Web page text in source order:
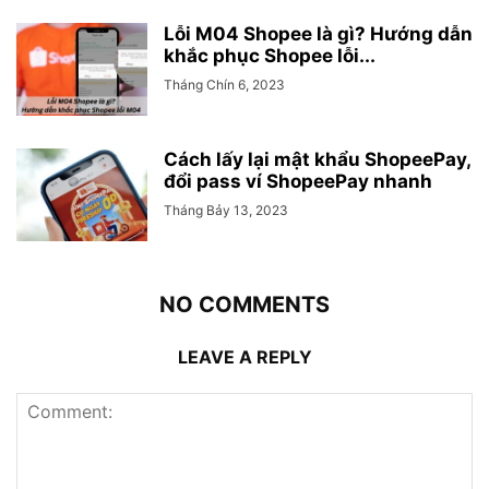
Lỗi M04 Shopee là gì? Hướng dẫn
khắc phục Shopee lỗi...
Tháng Chín 6, 2023
Cách lấy lại mật khẩu ShopeePay,
đổi pass ví ShopeePay nhanh
Tháng Bảy 13, 2023
NO COMMENTS
LEAVE A REPLY